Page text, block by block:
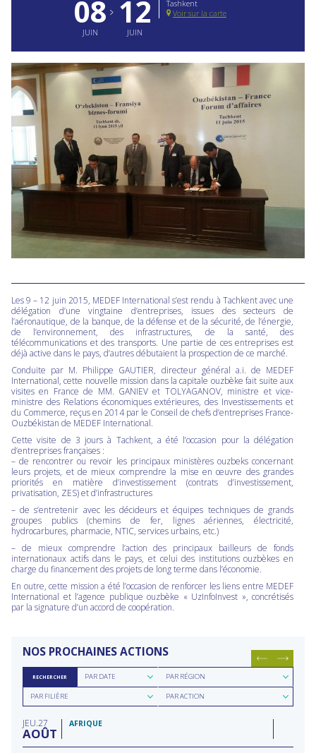
08
JUIN
12
JUIN
Tashkent
Voir sur la carte
Les 9 – 12 juin 2015, MEDEF International s’est rendu à Tachkent avec une
délégation d’une vingtaine d’entreprises, issues des secteurs de
l’aéronautique, de la banque, de la défense et de la sécurité, de l’énergie,
de l’environnement, des infrastructures, de la santé, des
télécommunications et des transports. Une partie de ces entreprises est
déjà active dans le pays, d’autres débutaient la prospection de ce marché.
Conduite par M. Philippe GAUTIER, directeur général a.i. de MEDEF
International, cette nouvelle mission dans la capitale ouzbèke fait suite aux
visites en France de MM. GANIEV et TOLYAGANOV, ministre et vice-
ministre des Relations économiques extérieures, des Investissements et
du Commerce, reçus en 2014 par le Conseil de chefs d’entreprises France-
Ouzbékistan de MEDEF International.
Cette visite de 3 jours à Tachkent, a été l’occasion pour la délégation
d’entreprises françaises :
– de rencontrer ou revoir les principaux ministères ouzbeks concernant
leurs projets, et de mieux comprendre la mise en œuvre des grandes
priorités en matière d’investissement (contrats d’investissement,
privatisation, ZES) et d’infrastructures
– de s’entretenir avec les décideurs et équipes techniques de grands
groupes publics (chemins de fer, lignes aériennes, électricité,
hydrocarbures, pharmacie, NTIC, services urbains, etc.)
– de mieux comprendre l’action des principaux bailleurs de fonds
internationaux actifs dans le pays, et celui des institutions ouzbèkes en
charge du financement des projets de long terme dans l’économie.
En outre, cette mission a été l’occasion de renforcer les liens entre MEDEF
International et l’agence publique ouzbèke « UzInfoInvest », concrétisés
par la signature d’un accord de coopération.
NOS PROCHAINES ACTIONS
RECHERCHER
Rechercher
parPAR DATE
Rechercher
par
région
PAR RÉGION
Rechercher
parPAR FILIÈRE
Rechercher
parPAR ACTION
JEU 27
AOÛT
AFRIQUE